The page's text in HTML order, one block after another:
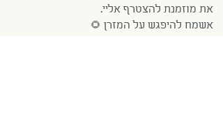
את מוזמנת להצטרף אליי.
אשמח להיפגש על המזרן 🌻